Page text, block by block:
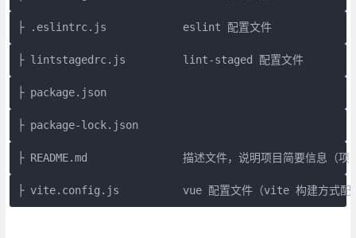
├ .eslintrc.js            eslint 配置文件
├ lintstagedrc.js         lint-staged 配置文件
├ package.json
├ package-lock.json
├ README.md               描述文件，说明项目简要信息（项
├ vite.config.js          vue 配置文件（vite 构建方式配